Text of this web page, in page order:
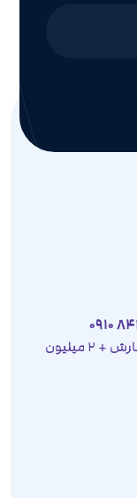
از سفارش تا ارسال با شما هستیم. سفارش + 2 میلیون